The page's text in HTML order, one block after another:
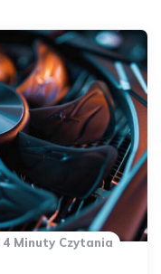
4 Minuty Czytania